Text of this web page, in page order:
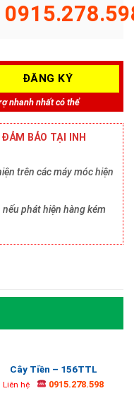
nhanh nhất có thể
ĐẢM BẢO TẠI INH
trên các máy móc hiện
phát hiện hàng kém
Cây Tiền – 156TTL
Liên hệ 0915.278.598